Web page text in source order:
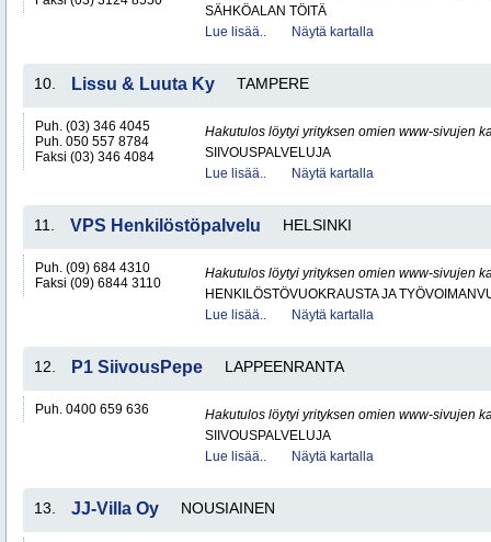
SÄHKÖALAN TÖITÄ
Lue lisää..
Näytä kartalla
10. Lissu & Luuta Ky TAMPERE
Puh. (03) 346 4045
Puh. 050 557 8784
Faksi (03) 346 4084
Hakutulos löytyi yrityksen omien www-sivujen
SIIVOUSPALVELUJA
Lue lisää..
Näytä kartalla
11. VPS Henkilöstöpalvelu HELSINKI
Puh. (09) 684 4310
Faksi (09) 6844 3110
Hakutulos löytyi yrityksen omien www-sivujen
HENKILÖSTÖVUOKRAUSTA JA
Lue lisää..
Näytä kartalla
12. P1 SiivousPepe LAPPEENRANTA
Puh. 0400 659 636
Hakutulos löytyi yrityksen omien www-sivujen
SIIVOUSPALVELUJA
Lue lisää..
Näytä kartalla
13. JJ-Villa Oy NOUSIAINEN